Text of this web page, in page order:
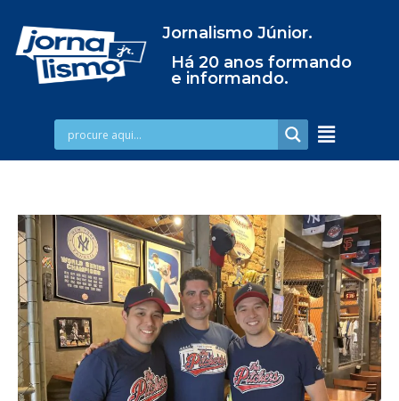
Jornalismo Júnior.
Há 20 anos formando
e informando.